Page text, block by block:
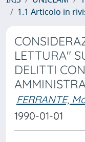
1.1 Articolo in
LETTURA"
DELITTI
FERRANTE,
1990-01-01